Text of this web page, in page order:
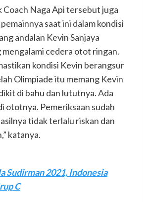
Coach Naga Api tersebut juga
saat ini dalam kondisi
andalan Kevin Sanjaya
mengalami cedera otot ringan.
kondisi Kevin berangsur
Olimpiade itu memang Kevin
di bahu dan lututnya. Ada
ototnya. Pemeriksaan sudah
tidak terlalu riskan dan
katanya.
Sudirman 2021, Indonesia
C